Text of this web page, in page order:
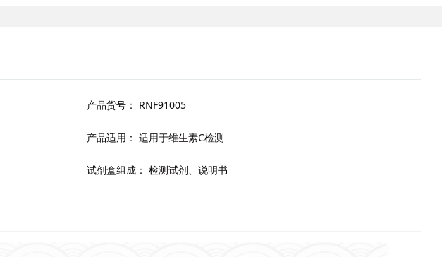
产品货号： RNF91005
产品适用： 适用于维生素C检测
试剂盒组成： 检测试剂、说明书